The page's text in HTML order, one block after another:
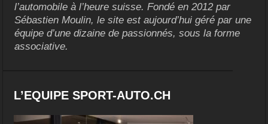
l’automobile à l’heure suisse. Fondé en 2012 par
Sébastien Moulin, le site est aujourd’hui géré par une
équipe d’une dizaine de passionnés, sous la forme
associative.
L’EQUIPE SPORT-AUTO.CH